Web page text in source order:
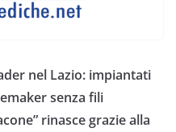
nel Lazio: impiantati
senza fili
rinasce grazie alla